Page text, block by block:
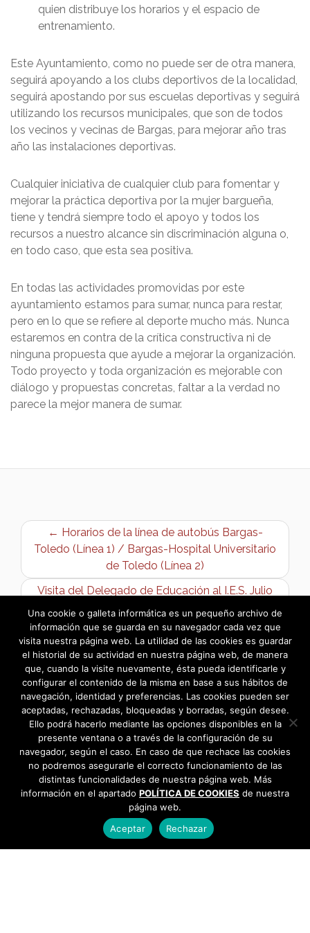
quien distribuye los horarios y el espacio de
entrenamiento.
Este Ayuntamiento, como no puede ser de otra manera,
seguirá apoyando a los clubs deportivos de la localidad,
seguirá apostando por sus escuelas deportivas y seguirá
utilizando los recursos municipales, que son de todos
los vecinos y vecinas de Bargas, para mejorar año tras
año las instalaciones deportivas.
Cualquier iniciativa de cualquier club para fomentar y
mejorar la práctica deportiva por la mujer bargueña,
tiene y tendrá siempre todo el apoyo y todos los
recursos a nuestro alcance sin discriminación alguna o,
en todo caso, que esta sea positiva.
En todas las actividades promovidas por este
ayuntamiento estamos para sumar, nunca para restar,
pero en lo que se refiere al deporte mucho más. Nunca
estaremos en contra de la crítica constructiva ni de
ninguna propuesta que ayude a mejorar la organización.
Todo proyecto y toda organización es mejorable con
diálogo y propuestas concretas, faltar a la verdad no
parece la mejor manera de sumar.
← Horarios de la línea de autobús Bargas-
Toledo (Línea 1) / Bargas-Hospital Universitario
de Toledo (Línea 2)
Visita del Delegado de Educación al I.E.S. Julio
Verne y C.E.I.P Pintor Tomás Camarero →
Una cookie o galleta informática es un pequeño archivo de
información que se guarda en su navegador cada vez que
visita nuestra página web. La utilidad de las cookies es guardar
el historial de su actividad en nuestra página web, de manera
que, cuando la visite nuevamente, ésta pueda identificarle y
configurar el contenido de la misma en base a sus hábitos de
navegación, identidad y preferencias. Las cookies pueden ser
aceptadas, rechazadas, bloqueadas y borradas, según desee.
Ello podrá hacerlo mediante las opciones disponibles en la
presente ventana o a través de la configuración de su
navegador, según el caso. En caso de que rechace las cookies
no podremos asegurarle el correcto funcionamiento de las
distintas funcionalidades de nuestra página web. Más
información en el apartado POLÍTICA DE COOKIES de nuestra
página web.
Aceptar
Rechazar